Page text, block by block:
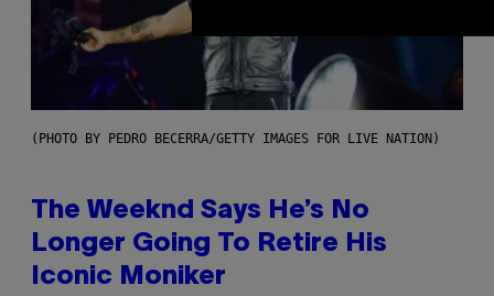
(PHOTO BY PEDRO BECERRA/GETTY IMAGES FOR LIVE NATION)
The Weeknd Says He’s No
Longer Going To Retire His
Iconic Moniker